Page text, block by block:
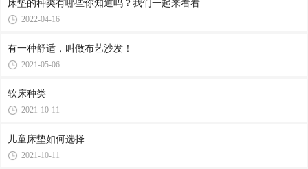
床垫的种类有哪些你知道吗？我们一起来看看
2022-04-16
有一种舒适，叫做布艺沙发！
2021-05-06
软床种类
2021-10-11
儿童床垫如何选择
2021-10-11